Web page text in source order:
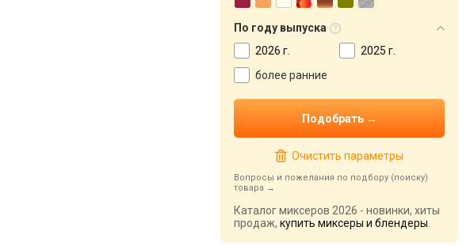
По году выпуска
2026 г.
2025 г.
более ранние
Очистить параметры
Вопросы и пожелания по подбору (поиску)
товара
Каталог миксеров 2026 - новинки, хиты
продаж, купить миксеры и блендеры